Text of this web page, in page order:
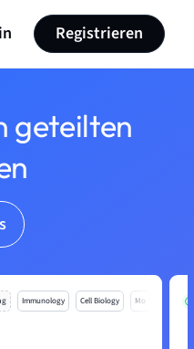
Registrieren
geteilten
Immunology Cell Biology Mo